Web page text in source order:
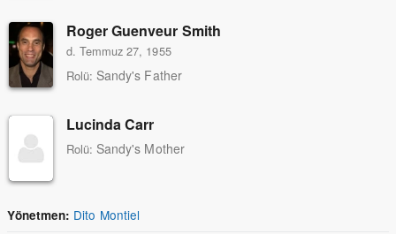
Roger Guenveur Smith
d. Temmuz 27, 1955
Rolü: Sandy's Father
Lucinda Carr
Rolü: Sandy's Mother
Yönetmen: Dito Montiel